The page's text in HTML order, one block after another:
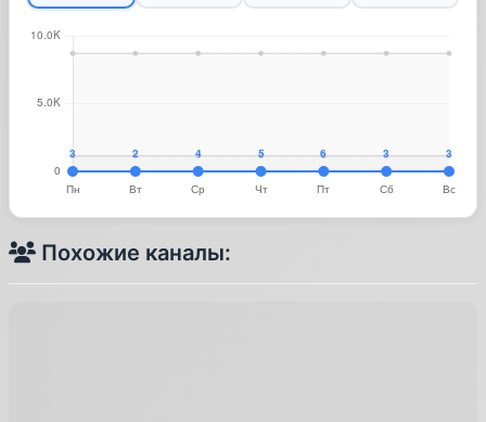
Похожие каналы: